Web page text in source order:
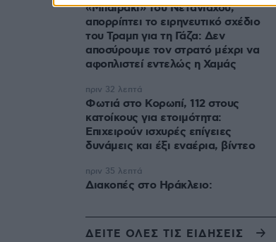
«Μπαϊράκι» του Νετανιάχου,
απορρίπτει το ειρηνευτικό σχέδιο
του Τραμπ για τη Γάζα: Δεν
αποσύρουμε τον στρατό μέχρι να
αφοπλιστεί εντελώς η Χαμάς
Φωτιά στο Κορωπί, 112 στους
κατοίκους για ετοιμότητα:
Επιχειρούν ισχυρές επίγειες
δυνάμεις και έξι εναέρια, βίντεο
πριν 32 λεπτά
Διακοπές στο Ηράκλειο:
πριν 35 λεπτά
ΔΕΙΤΕ ΟΛΕΣ ΤΙΣ ΕΙΔΗΣΕΙΣ